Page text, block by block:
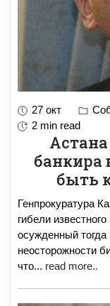
27 окт
2 min read
банкира
быть
Генпрокуратура
гибели
осужденный тогда
неосторожности
что... read more..